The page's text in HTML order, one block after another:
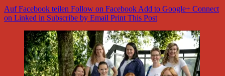
Auf Facebook teilen Follow on FacebookAdd to Google+ Connect
on Linked in Subscribe by Email Print This Post